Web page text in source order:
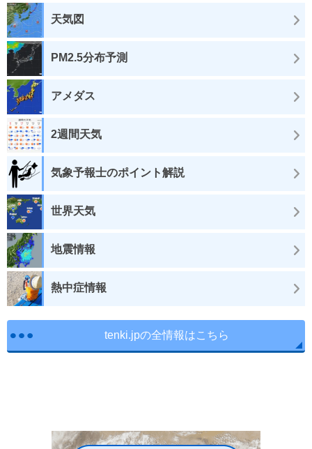
天気図
PM2.5分布予測
アメダス
2週間天気
気象予報士のポイント解説
世界天気
地震情報
熱中症情報
tenki.jpの全情報はこちら